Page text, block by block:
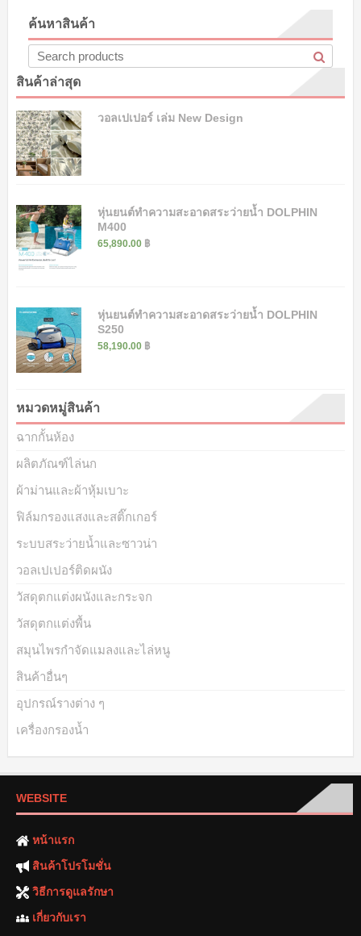
ค้นหาสินค้า
สินค้าล่าสุด
วอลเปเปอร์ เล่ม New Design
หุ่นยนต์ทำความสะอาดสระว่ายน้ำ DOLPHIN
M400
65,890.00 ฿
หุ่นยนต์ทำความสะอาดสระว่ายน้ำ DOLPHIN
S250
58,190.00 ฿
หมวดหมู่สินค้า
ฉากกั้นห้อง
ผลิตภัณฑ์ไล่นก
ผ้าม่านและผ้าหุ้มเบาะ
ฟิล์มกรองแสงและสติ๊กเกอร์
ระบบสระว่ายน้ำและซาวน่า
วอลเปเปอร์ติดผนัง
วัสดุตกแต่งผนังและกระจก
วัสดุตกแต่งพื้น
สมุนไพรกำจัดแมลงและไล่หนู
สินค้าอื่นๆ
อุปกรณ์รางต่าง ๆ
เครื่องกรองน้ำ
WEBSITE
หน้าแรก
สินค้าโปรโมชั่น
วิธีการดูแลรักษา
เกี่ยวกับเรา